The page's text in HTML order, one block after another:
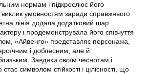
нормам і підкреслює його
виклик умовностям заради справжнього
лінія додала додатковий шар
і продемонструвала його співчуття
«Айвенго» представляє персонажа,
і доблесним, але й
Завдяки своїм чеснотам і
символом стійкості і цілісності, що